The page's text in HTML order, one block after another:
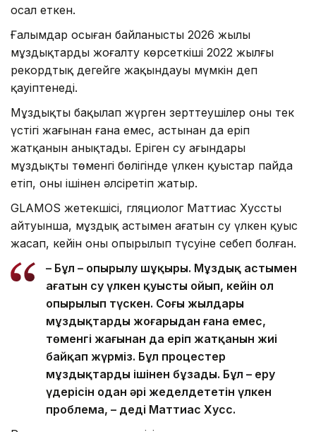
осал еткен.
Ғалымдар осыған байланысты 2026 жылы
мұздықтардың жоғалту көрсеткіші 2022 жылғы
рекордтық деңгейге жақындауы мүмкін деп
қауіптенеді.
Мұздықты бақылап жүрген зерттеушілер оның тек
үстіңгі жағынан ғана емес, астынан да еріп
жатқанын анықтады. Еріген су ағындары
мұздықтың төменгі бөлігінде үлкен қуыстар пайда
етіп, оны ішінен әлсіретіп жатыр.
GLAMOS жетекшісі, гляциолог Маттиас Хусстың
айтуынша, мұздық астымен ағатын су үлкен қуыс
жасап, кейін оның опырылып түсуіне себеп болған.
– Бұл – опырылу шұңқыры. Мұздық астымен
ағатын су үлкен қуысты ойып, кейін ол
опырылып түскен. Соңғы жылдары
мұздықтардың жоғарыдан ғана емес,
төменгі жағынан да еріп жатқанын жиі
байқап жүрміз. Бұл процестер
мұздықтарды ішінен бұзады. Бұл – еру
үдерісін одан әрі жеделдететін үлкен
проблема, – деді Маттиас Хусс.